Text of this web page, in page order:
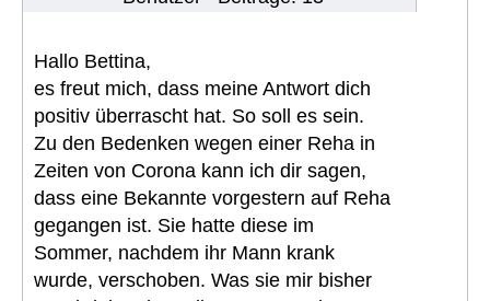
Hallo Bettina,
es freut mich, dass meine Antwort dich
positiv überrascht hat. So soll es sein.
Zu den Bedenken wegen einer Reha in
Zeiten von Corona kann ich dir sagen,
dass eine Bekannte vorgestern auf Reha
gegangen ist. Sie hatte diese im
Sommer, nachdem ihr Mann krank
wurde, verschoben. Was sie mir bisher